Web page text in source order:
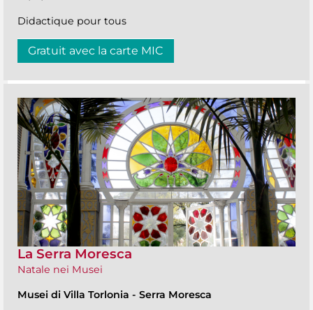
Didactique pour tous
Gratuit avec la carte MIC
La Serra Moresca
Natale nei Musei
Musei di Villa Torlonia - Serra Moresca